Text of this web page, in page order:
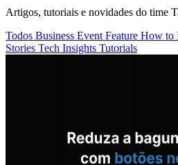
Artigos, tutoriais e novidades do time
Todos Business Event Feature How to
Stories Tech Insights Tutorials